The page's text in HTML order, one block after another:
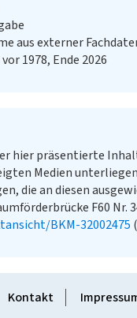
aus externer
1978, Ende 2026
hier präsentierte
Medien
die an diesen
F60 Nr.
BKM-32002475
Kontakt